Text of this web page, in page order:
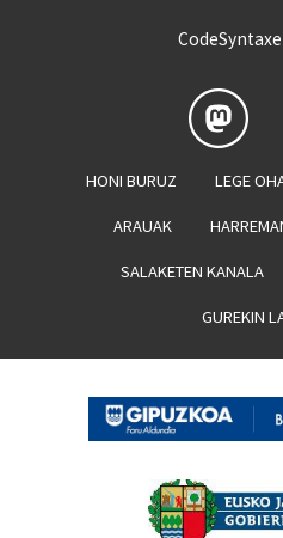
HONI BURUZ LEGE
ARAUAK
SALAKETEN KANALA
GUREKIN